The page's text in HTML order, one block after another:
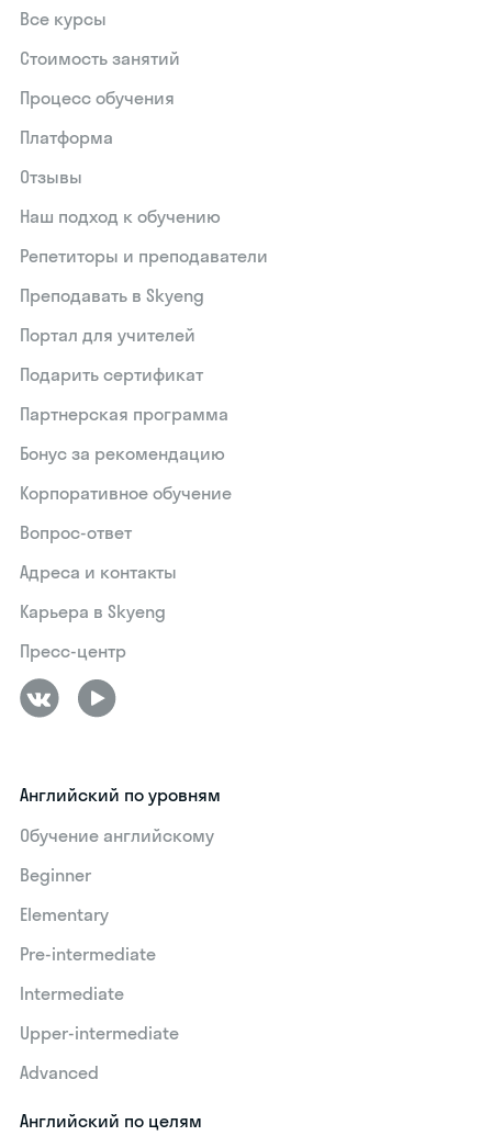
Все курсы
Стоимость занятий
Процесс обучения
Платформа
Отзывы
Наш подход к обучению
Репетиторы и преподаватели
Преподавать в Skyeng
Портал для учителей
Подарить сертификат
Партнерская программа
Бонус за рекомендацию
Корпоративное обучение
Вопрос-ответ
Адреса и контакты
Карьера в Skyeng
Пресс-центр
Английский по уровням
Обучение английскому
Beginner
Elementary
Pre-intermediate
Intermediate
Upper-intermediate
Advanced
Английский по целям